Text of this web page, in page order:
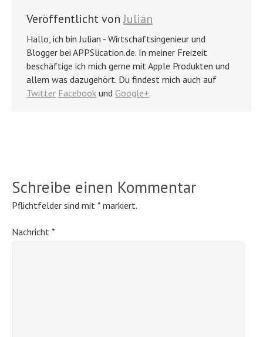
Veröffentlicht vonJulian
Hallo, ich bin Julian - Wirtschaftsingenieur und
Blogger bei APPSlication.de. In meiner Freizeit
beschäftige ich mich gerne mit Apple Produkten und
allem was dazugehört. Du findest mich auch auf
Twitter Facebook und Google+.
Schreibe einen Kommentar
Pflichtfelder sind mit * markiert.
Nachricht *